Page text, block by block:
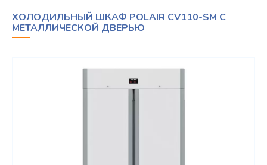
ХОЛОДИЛЬНЫЙ ШКАФ POLAIR CV110-SM С
МЕТАЛЛИЧЕСКОЙ ДВЕРЬЮ